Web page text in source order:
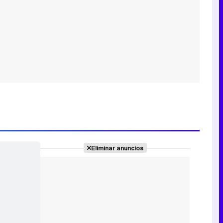
Eliminar anuncios